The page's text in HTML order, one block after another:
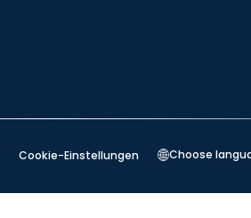
Cookie-Einstellungen Choose